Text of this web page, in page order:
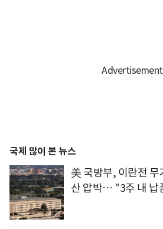
국제 많이 본 뉴스
美 국방부, 이란전 무
산 압박… "3주 내 납